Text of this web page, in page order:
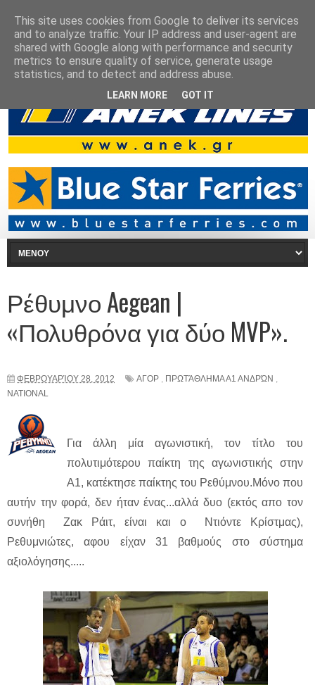
Ρέθυμνο Aegean |
«Πολυθρόνα για δύο MVP».
ΦΕΒΡΟΥΑΡΊΟΥ 28, 2012 ΑΓΟΡ , ΠΡΩΤΆΘΛΗΜΑ Α1 ΑΝΔΡΏΝ ,
NATIONAL
Για άλλη μία αγωνιστική, τον τίτλο του
πολυτιμότερου παίκτη της αγωνιστικής στην
Α1, κατέκτησε παίκτης του Ρεθύμνου.Μόνο που
αυτήν την φορά, δεν ήταν ένας...αλλά δυο (εκτός απο τον
συνήθη Ζακ Ράιτ, είναι και ο Ντιόντε Κρίστμας),
Ρεθυμνιώτες, αφου είχαν 31 βαθμούς στο σύστημα
αξιολόγησης.....
This site uses cookies from Google to deliver its services
and to analyze traffic. Your IP address and user-agent are
shared with Google along with performance and security
metrics to ensure quality of service, generate usage
statistics, and to detect and address abuse.
LEARN MORE GOT IT